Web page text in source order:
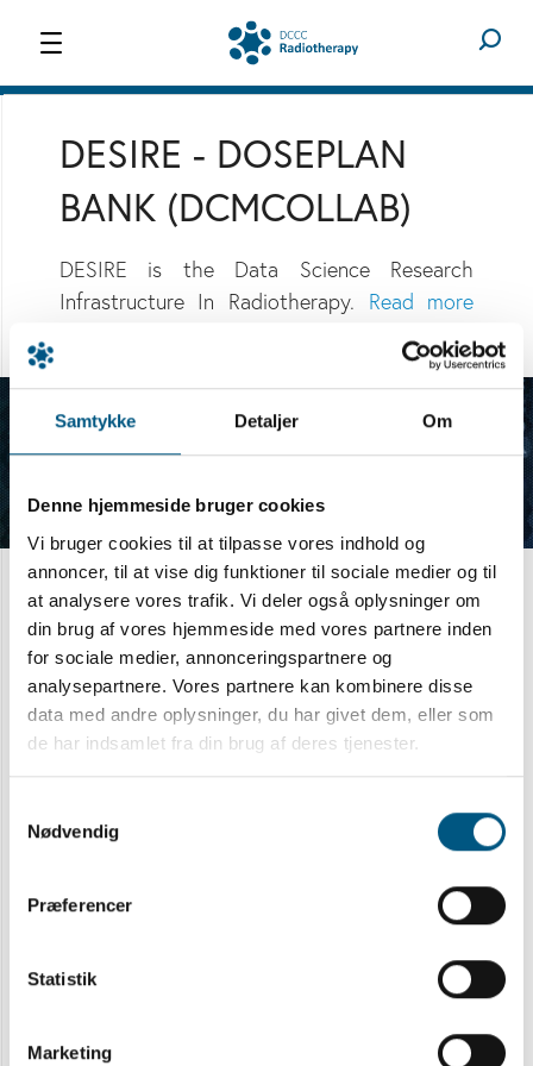
Samtykke Detaljer Om
Denne hjemmeside bruger cookies
Vi bruger cookies til at tilpasse vores indhold og
annoncer, til at vise dig funktioner til sociale medier og til
at analysere vores trafik. Vi deler også oplysninger om
din brug af vores hjemmeside med vores partnere inden
for sociale medier, annonceringspartnere og
analysepartnere. Vores partnere kan kombinere disse
data med andre oplysninger, du har givet dem, eller som
de har indsamlet fra din brug af deres tjenester.
Nødvendig
Præferencer
Statistik
Marketing
DESIRE - DOSEPLAN
BANK (DCMCOLLAB)
DESIRE is the Data Science Research
Infrastructure In Radiotherapy. Read more
CHRISTIAN RØNN HANSEN
Radiofysisk Laboratorium & DCPT
Odense University Hospital
SIMON KROGH
Head of Medical Physics, Professor
Professor